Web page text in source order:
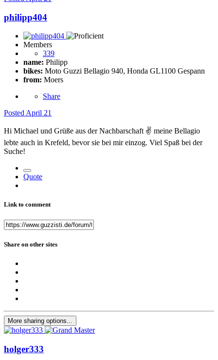
philipp404
Members
339
name: Philipp
bikes: Moto Guzzi Bellagio 940, Honda GL1100 Gespann
from: Moers
Share
Posted April 21
Hi Michael und Grüße aus der Nachbarschaft ✌️ meine Bellagio
lebte auch in Krefeld, bevor sie bei mir einzog. Viel Spaß bei der
Suche!
Quote
Link to comment
Share on other sites
More sharing options...
holger333